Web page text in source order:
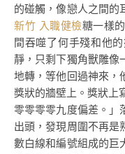
的碰觸，像戀人之間的
新竹 入職健檢糖一樣
間吞噬了何手殘和他
靜，只剩下獨角獸雕像
地轉，等他回過神來，
獎狀的牆壁上。獎狀
零零零零九度偏差。」
出頭，發現周圍不再是
數白線和編號組成的巨